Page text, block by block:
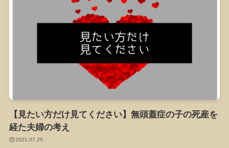
【見たい方だけ見てください】無頭蓋症の子の死産を
経た夫婦の考え
2021.07.25